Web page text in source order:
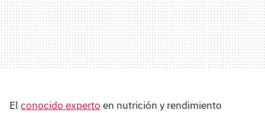
El conocido experto en nutrición y rendimiento